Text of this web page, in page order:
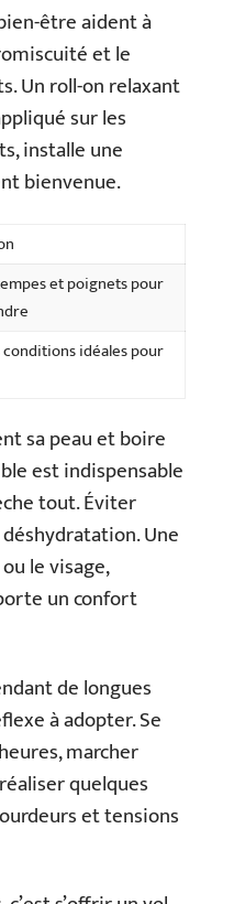
être aident à
et le
Un roll-on relaxant
sur les
installe une
bienvenue.
et poignets pour
conditions idéales pour
sa peau et boire
est indispensable
tout. Éviter
Une
le visage,
un confort
de longues
à adopter. Se
marcher
quelques
et tensions